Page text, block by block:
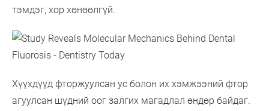
тэмдэг, хор хөнөөлгүй.
Хүүхдүүд фторжуулсан ус болон их хэмжээний фтор
агуулсан шүдний оог залгих магадлал өндөр байдаг.